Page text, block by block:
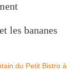
les bananes